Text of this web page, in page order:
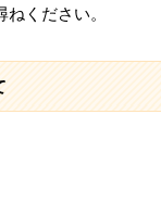
ください。